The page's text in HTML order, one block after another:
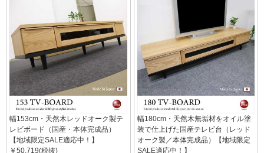
幅153cm・天然木レッドオーク製テ
レビボード（国産・本体完成品）
【地域限定SALE適応中！】
￥50,719(税抜)
幅180cm・天然木無垢材をオイル塗
装で仕上げた国産テレビ台（レッド
オーク製／本体完成品）【地域限定
SALE適応中！】